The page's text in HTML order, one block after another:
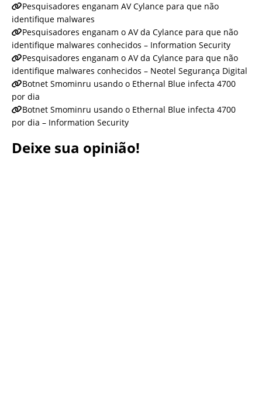
Pesquisadores enganam AV Cylance para que não
identifique malwares
Pesquisadores enganam o AV da Cylance para que não
identifique malwares conhecidos – Information Security
Pesquisadores enganam o AV da Cylance para que não
identifique malwares conhecidos – Neotel Segurança Digital
Botnet Smominru usando o Ethernal Blue infecta 4700
por dia
Botnet Smominru usando o Ethernal Blue infecta 4700
por dia – Information Security
Deixe sua opinião!